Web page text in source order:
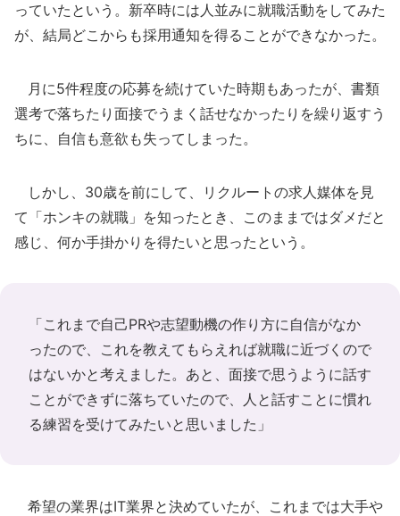
っていたという。新卒時には人並みに就職活動をしてみた
が、結局どこからも採用通知を得ることができなかった。
月に5件程度の応募を続けていた時期もあったが、書類
選考で落ちたり面接でうまく話せなかったりを繰り返すう
ちに、自信も意欲も失ってしまった。
しかし、30歳を前にして、リクルートの求人媒体を見
て「ホンキの就職」を知ったとき、このままではダメだと
感じ、何か手掛かりを得たいと思ったという。
「これまで自己PRや志望動機の作り方に自信がなか
ったので、これを教えてもらえれば就職に近づくので
はないかと考えました。あと、面接で思うように話す
ことができずに落ちていたので、人と話すことに慣れ
る練習を受けてみたいと思いました」
希望の業界はIT業界と決めていたが、これまでは大手や